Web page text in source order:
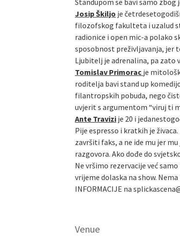
Standupom se bavi samo zbog
Josip Škiljo je
filozofskog fakulteta i uzalud
radionice i open mic-a polako
sposobnost preživljavanja, jer
Ljubitelj je adrenalina, pa zato
Tomislav Primorac je
roditelja bavi stand up
filantropskih pobuda, nego
uvjerit s argumentom “viruj ti
Ante Travizi je 20 i
Pije espresso i kratkih je
završiti faks, a ne ide mu jer
razgovora. Ako dođe do
Ne vršimo rezervacije već
vrijeme dolaska na show.
INFORMACIJE na
Venue